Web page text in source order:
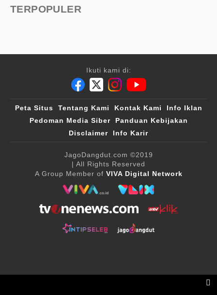
TERPOPULER
Ikuti kami di:
Peta Situs Tentang Kami Kontak Kami
Info Iklan
Pedoman Media Siber
Panduan Kebijakan
Disclaimer
Info Karir
JagoDangdut.com ©2019
| All Rights Reserved
A Group Member of VIVA Digital Network
